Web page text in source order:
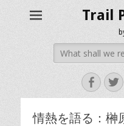
Trail
Search
for:
情熱を語る：榊